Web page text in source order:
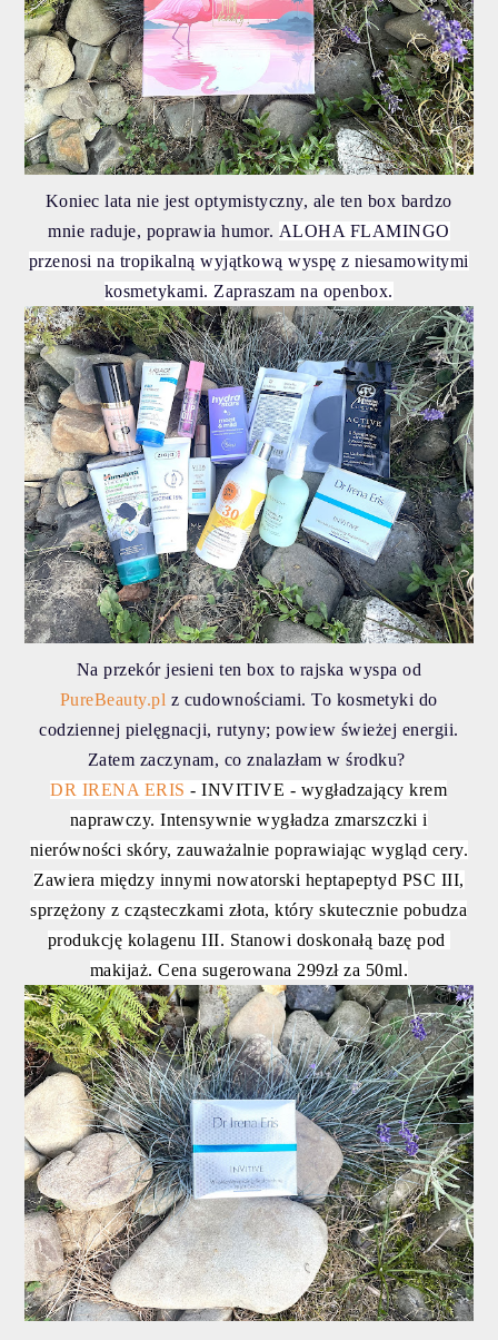
Koniec lata nie jest optymistyczny, ale ten box bardzo
mnie raduje, poprawia humor. ALOHA FLAMINGO
przenosi na tropikalną wyjątkową wyspę z niesamowitymi
kosmetykami. Zapraszam na openbox.
Na przekór jesieni ten box to rajska wyspa od
PureBeauty.pl z cudownościami. To kosmetyki do
codziennej pielęgnacji, rutyny; powiew świeżej energii.
Zatem zaczynam, co znalazłam w środku?
DR IRENA ERIS - INVITIVE - wygładzający krem
naprawczy. Intensywnie wygładza zmarszczki i
nierówności skóry, zauważalnie poprawiając wygląd cery.
Zawiera między innymi nowatorski heptapeptyd PSC III,
sprzężony z cząsteczkami złota, który skutecznie pobudza
produkcję kolagenu III. Stanowi doskonałą bazę pod
makijaż. Cena sugerowana 299zł za 50ml.